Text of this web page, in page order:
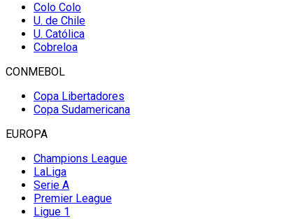
Colo Colo
U. de Chile
U. Católica
Cobreloa
CONMEBOL
Copa Libertadores
Copa Sudamericana
EUROPA
Champions League
LaLiga
Serie A
Premier League
Ligue 1